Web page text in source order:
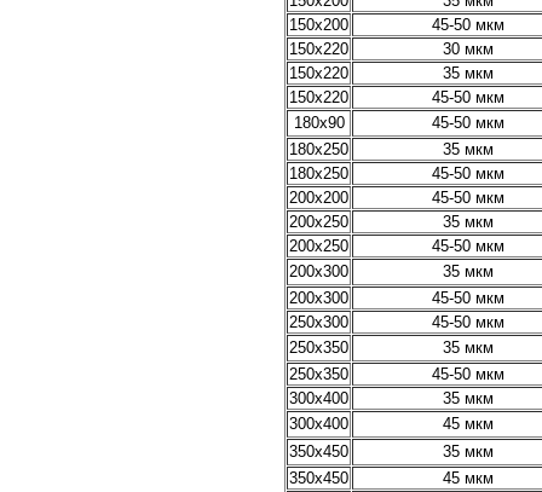
150х200
45-50 мкм
150х220
30 мкм
150х220
35 мкм
150х220
45-50 мкм
180х90
45-50 мкм
180х250
35 мкм
180х250
45-50 мкм
200х200
45-50 мкм
200х250
35 мкм
200х250
45-50 мкм
200х300
35 мкм
200х300
45-50 мкм
250х300
45-50 мкм
250х350
35 мкм
250х350
45-50 мкм
300х400
35 мкм
300х400
45 мкм
350х450
35 мкм
350х450
45 мкм